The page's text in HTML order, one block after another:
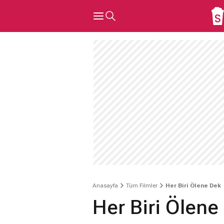
Anasayfa Tüm Filmler Her Biri Ölene Dek
Her Biri Ölene